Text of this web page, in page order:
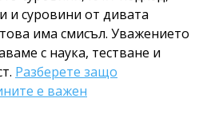
и суровини от дивата
има смисъл. Уважението
с наука, тестване и
Разберете защо
е важен